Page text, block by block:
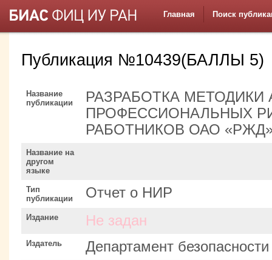
Главная Поиск
Публикация №10439(БАЛЛЫ 5)
Название
публикации
РАЗРАБОТКА
ПРОФЕССИОНАЛЬНЫХ
РАБОТНИКОВ ОАО
Название на
другом
языке
Тип
публикации
Отчет о НИР
Издание Не задан
Издатель Департамент